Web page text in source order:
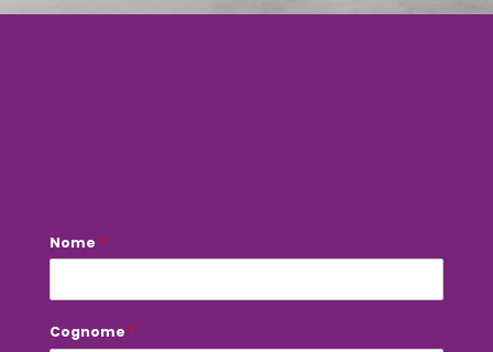
Nome *
Cognome *
C
o
m
e